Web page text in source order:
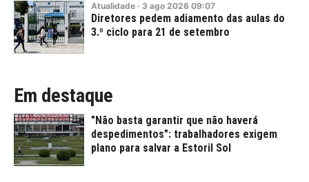
Atualidade · 3 ago 2026 09:07
Diretores pedem adiamento das aulas do
3.º ciclo para 21 de setembro
Em destaque
"Não basta garantir que não haverá
despedimentos": trabalhadores exigem
plano para salvar a Estoril Sol